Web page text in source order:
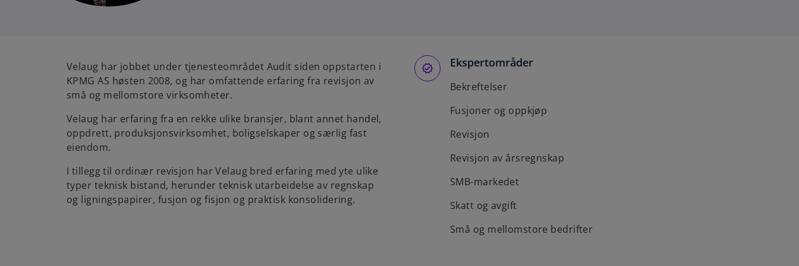
i
n
a
e
w
b
Velaug har jobbet under tjenesteområdet Audit siden oppstarten i
KPMG AS høsten 2008, og har omfattende erfaring fra revisjon av
små og mellomstore virksomheter.
Velaug har erfaring fra en rekke ulike bransjer, blant annet handel,
oppdrett, produksjonsvirksomhet, boligselskaper og særlig fast
eiendom.
I tillegg til ordinær revisjon har Velaug bred erfaring med yte ulike
typer teknisk bistand, herunder teknisk utarbeidelse av regnskap
og ligningspapirer, fusjon og fisjon og praktisk konsolidering.
Ekspertområder
Bekreftelser
Fusjoner og oppkjøp
Revisjon
Revisjon av årsregnskap
SMB-markedet
Skatt og avgift
Små og mellomstore bedrifter